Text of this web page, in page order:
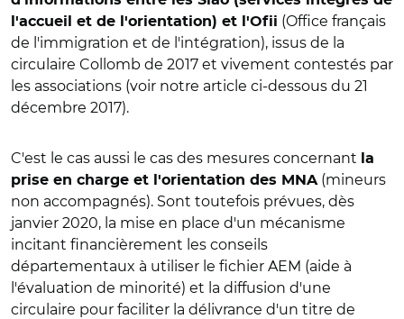
l'accueil et de l'orientation) et l'Ofii (Office français
de l'immigration et de l'intégration), issus de la
circulaire Collomb de 2017 et vivement contestés par
les associations (voir notre article ci-dessous du 21
décembre 2017).
C'est le cas aussi le cas des mesures concernant
la
prise en charge et l'orientation des MNA (mineurs
non accompagnés). Sont toutefois prévues, dès
janvier 2020, la mise en place d'un mécanisme
incitant financièrement les conseils
départementaux à utiliser le fichier AEM (aide à
l'évaluation de minorité) et la diffusion d'une
circulaire pour faciliter la délivrance d'un titre de